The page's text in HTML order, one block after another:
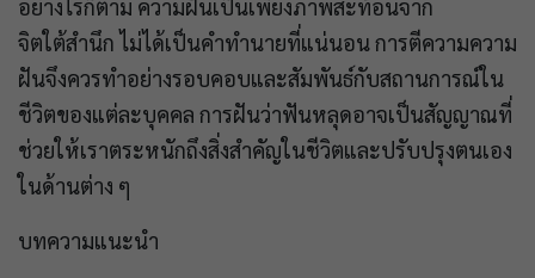
อย่างไรก็ตาม ความฝันเป็นเพียงภาพสะท้อนจาก
จิตใต้สำนึก ไม่ได้เป็นคำทำนายที่แน่นอน การตีความความ
ฝันจึงควรทำอย่างรอบคอบและสัมพันธ์กับสถานการณ์ใน
ชีวิตของแต่ละบุคคล การฝันว่าฟันหลุดอาจเป็นสัญญาณที่
ช่วยให้เราตระหนักถึงสิ่งสำคัญในชีวิตและปรับปรุงตนเอง
ในด้านต่าง ๆ
บทความแนะนำ